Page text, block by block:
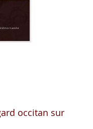
occitan sur